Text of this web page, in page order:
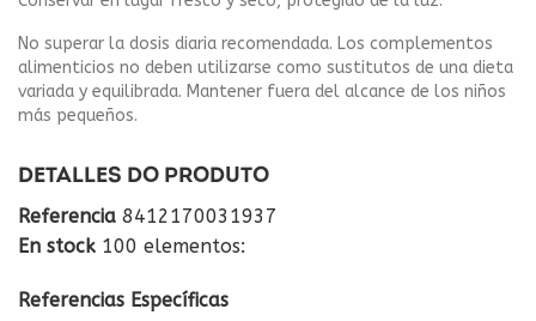
No superar la dosis diaria recomendada. Los complementos
alimenticios no deben utilizarse como sustitutos de una dieta
variada y equilibrada. Mantener fuera del alcance de los niños
más pequeños.
DETALLES DO PRODUTO
Referencia 8412170031937
En stock 100 elementos:
Referencias Específicas